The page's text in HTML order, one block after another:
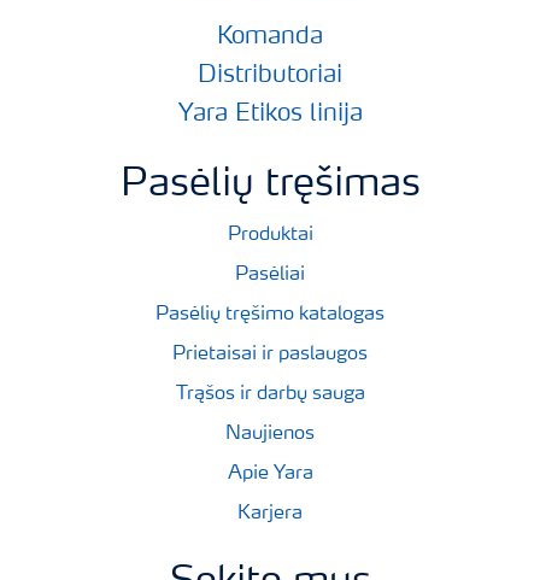
Komanda
Distributoriai
Yara Etikos linija
Pasėlių tręšimas
Produktai
Pasėliai
Pasėlių tręšimo katalogas
Prietaisai ir paslaugos
Trąšos ir darbų sauga
Naujienos
Apie Yara
Karjera